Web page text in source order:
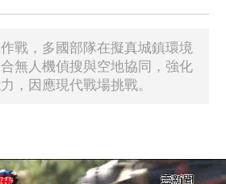
戰，多國部隊在擬真城鎮環境
無人機偵搜與空地協同，強化
，因應現代戰場挑戰。